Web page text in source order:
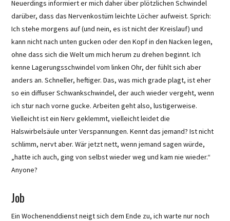
Neuerdings informiert er mich daher über plötzlichen Schwindel
darüber, dass das Nervenkostüm leichte Löcher aufweist. Sprich:
Ich stehe morgens auf (und nein, es ist nicht der Kreislauf) und
kann nicht nach unten gucken oder den Kopf in den Nacken legen,
ohne dass sich die Welt um mich herum zu drehen beginnt. Ich
kenne Lagerungsschwindel vom linken Ohr, der fühlt sich aber
anders an. Schneller, heftiger. Das, was mich grade plagt, ist eher
so ein diffuser Schwankschwindel, der auch wieder vergeht, wenn
ich stur nach vorne gucke. Arbeiten geht also, lustigerweise.
Vielleicht ist ein Nerv geklemmt, vielleicht leidet die
Halswirbelsäule unter Verspannungen. Kennt das jemand? Ist nicht
schlimm, nervt aber. Wär jetzt nett, wenn jemand sagen würde,
„hatte ich auch, ging von selbst wieder weg und kam nie wieder.“
Anyone?
Job
Ein Wochenenddienst neigt sich dem Ende zu, ich warte nur noch